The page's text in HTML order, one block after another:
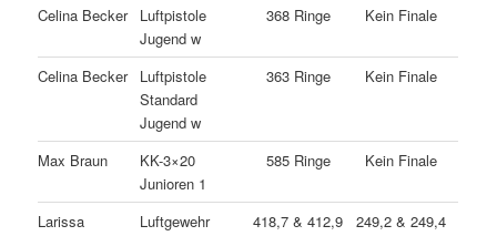
Celina Becker
Luftpistole
Jugend w
368 Ringe Kein Finale
Celina Becker
Luftpistole
Standard
Jugend w
363 Ringe Kein Finale
Max Braun
KK-3×20
Junioren 1
585 Ringe Kein Finale
Larissa
Luftgewehr
418,7 & 412,9
249,2 & 249,4